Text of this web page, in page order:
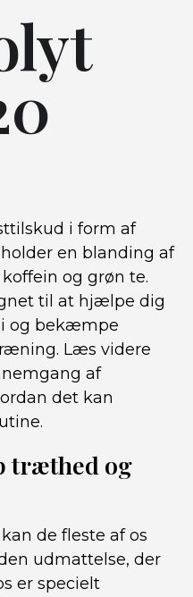
i form af
en blanding af
og grøn te.
til at hjælpe dig
og bekæmpe
Læs videre
af
det kan
træthed og
de fleste af os
udmattelse, der
er specielt